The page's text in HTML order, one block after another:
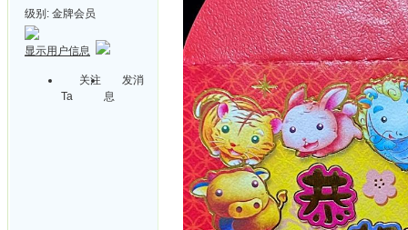
级别: 金牌会员
显示用户信息
关注
Ta
发消
息